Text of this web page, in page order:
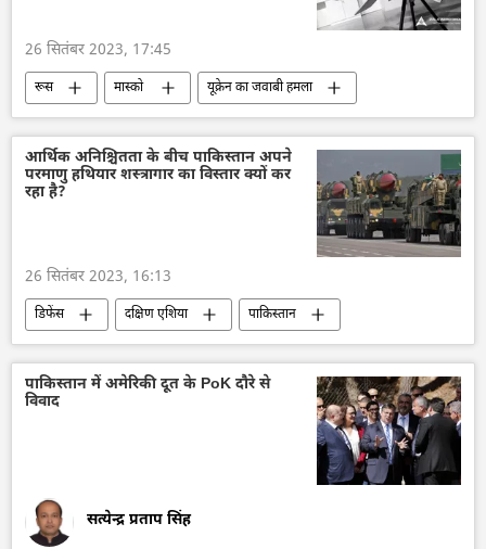
26 सितंबर 2023, 17:45
रूस मास्को
यूक्रेन का जवाबी हमला
यूक्रेन
यूक्रेन सशस्त्र बल
कीव
रूसी सेना
ड्रोन
ड्रोन हमला
विशेषज्ञ
आर्थिक अनिश्चितता के बीच पाकिस्तान अपने
परमाणु हथियार शस्त्रागार का विस्तार क्यों कर
रहा है?
26 सितंबर 2023, 16:13
डिफेंस दक्षिण एशिया
पाकिस्तान
वैश्विक आर्थिक स्थिरता
आर्थिक संकट
इस्लामाबाद
हथियारों की आपूर्ति
परमाणु हथियार
पाकिस्तान में अमेरिकी दूत के PoK दौरे से
विवाद
सत्येन्द्र प्रताप सिंह